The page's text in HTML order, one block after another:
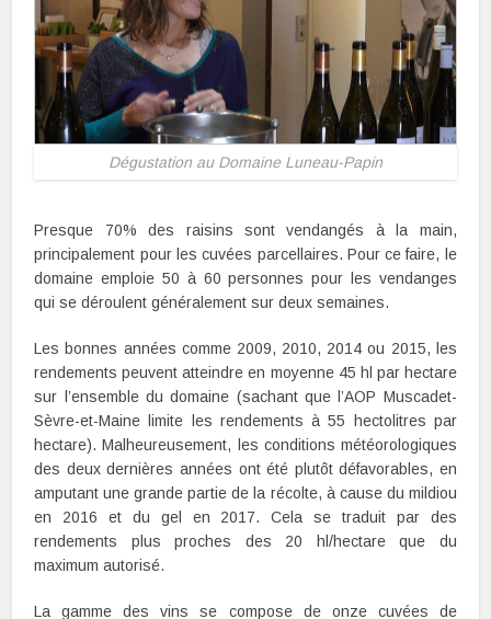
Dégustation au Domaine Luneau-Papin
Presque 70% des raisins sont vendangés à la main,
principalement pour les cuvées parcellaires. Pour ce faire, le
domaine emploie 50 à 60 personnes pour les vendanges
qui se déroulent généralement sur deux semaines.
Les bonnes années comme 2009, 2010, 2014 ou 2015, les
rendements peuvent atteindre en moyenne 45 hl par hectare
sur l’ensemble du domaine (sachant que l’AOP Muscadet-
Sèvre-et-Maine limite les rendements à 55 hectolitres par
hectare). Malheureusement, les conditions météorologiques
des deux dernières années ont été plutôt défavorables, en
amputant une grande partie de la récolte, à cause du mildiou
en 2016 et du gel en 2017. Cela se traduit par des
rendements plus proches des 20 hl/hectare que du
maximum autorisé.
La gamme des vins se compose de onze cuvées de